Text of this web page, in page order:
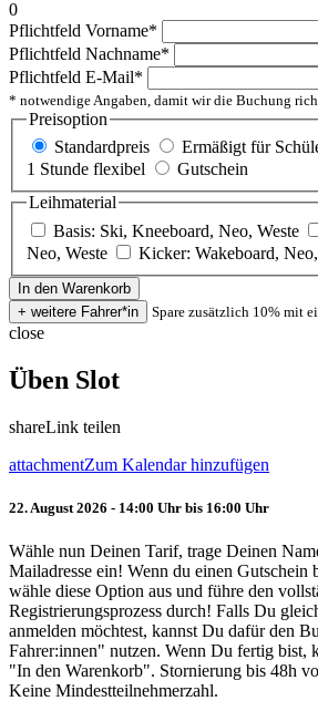
0
Pflichtfeld Vorname*
Pflichtfeld Nachname*
Pflichtfeld E-Mail*
* notwendige Angaben, damit wir die Buchung
Preisoption
Standardpreis
Ermäßigt für
1 Stunde flexibel
Gutschein
Leihmaterial
Basis: Ski, Kneeboard, Neo, Weste
Neo, Weste
Kicker: Wakeboard,
Spare zusätzlich 10% mit
close
Üben Slot
shareLink teilen
attachmentZum Kalendar hinzufügen
22. August 2026 - 14:00 Uhr bis 16:00 Uhr
Wähle nun Deinen Tarif, trage Deinen
Mailadresse ein! Wenn du einen Gutschein
wähle diese Option aus und führe den
Registrierungsprozess durch! Falls Du
anmelden möchtest, kannst Du dafür den
Fahrer:innen" nutzen. Wenn Du fertig bist,
"In den Warenkorb". Stornierung bis 48h
Keine Mindestteilnehmerzahl.